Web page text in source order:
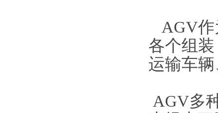
AGV作
各个组
运输车
AGV多